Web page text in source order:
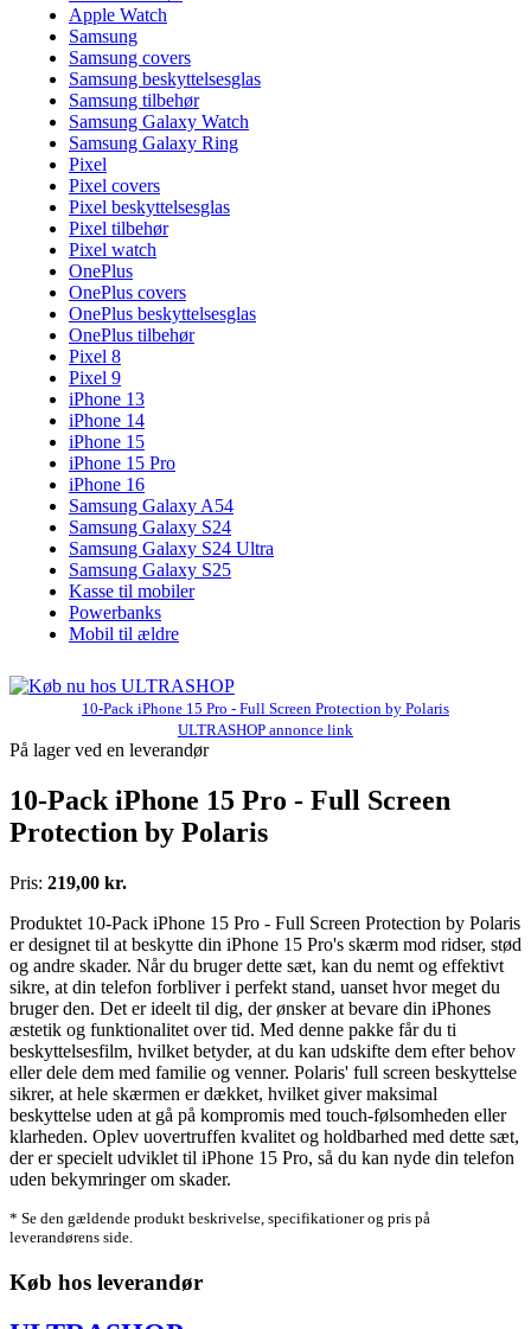
Apple Watch
Samsung
Samsung covers
Samsung beskyttelsesglas
Samsung tilbehør
Samsung Galaxy Watch
Samsung Galaxy Ring
Pixel
Pixel covers
Pixel beskyttelsesglas
Pixel tilbehør
Pixel watch
OnePlus
OnePlus covers
OnePlus beskyttelsesglas
OnePlus tilbehør
Pixel 8
Pixel 9
iPhone 13
iPhone 14
iPhone 15
iPhone 15 Pro
iPhone 16
Samsung Galaxy A54
Samsung Galaxy S24
Samsung Galaxy S24 Ultra
Samsung Galaxy S25
Kasse til mobiler
Powerbanks
Mobil til ældre
10-Pack iPhone 15 Pro - Full Screen Protection by Polaris
ULTRASHOP annonce link
På lager ved en leverandør
10-Pack iPhone 15 Pro - Full Screen
Protection by Polaris
Pris: 219,00 kr.
Produktet 10-Pack iPhone 15 Pro - Full Screen Protection by Polaris
er designet til at beskytte din iPhone 15 Pro's skærm mod ridser, stød
og andre skader. Når du bruger dette sæt, kan du nemt og effektivt
sikre, at din telefon forbliver i perfekt stand, uanset hvor meget du
bruger den. Det er ideelt til dig, der ønsker at bevare din iPhones
æstetik og funktionalitet over tid. Med denne pakke får du ti
beskyttelsesfilm, hvilket betyder, at du kan udskifte dem efter behov
eller dele dem med familie og venner. Polaris' full screen beskyttelse
sikrer, at hele skærmen er dækket, hvilket giver maksimal
beskyttelse uden at gå på kompromis med touch-følsomheden eller
klarheden. Oplev uovertruffen kvalitet og holdbarhed med dette sæt,
der er specielt udviklet til iPhone 15 Pro, så du kan nyde din telefon
uden bekymringer om skader.
* Se den gældende produkt beskrivelse, specifikationer og pris på
leverandørens side.
Køb hos leverandør